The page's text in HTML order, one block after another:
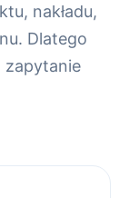
nakładu,
Dlatego
zapytanie